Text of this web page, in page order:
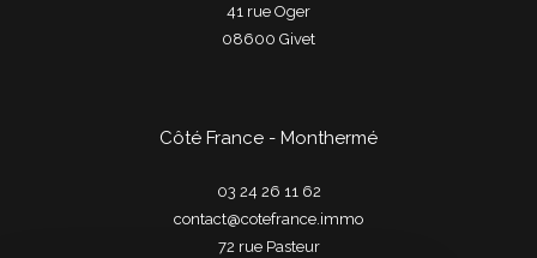
41 rue Oger
08600
givet
Côté France - Monthermé
03 24 26 11 62
contact@cotefrance.immo
72 rue Pasteur